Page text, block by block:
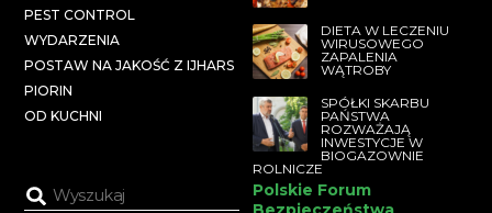
PEST CONTROL
WYDARZENIA
POSTAW NA JAKOŚĆ Z IJHARS
PIORIN
OD KUCHNI
DIETA W LECZENIU
WIRUSOWEGO
ZAPALENIA
WĄTROBY
SPÓŁKI SKARBU
PAŃSTWA
ROZWAŻAJĄ
INWESTYCJE W
BIOGAZOWNIE
ROLNICZE
Polskie Forum